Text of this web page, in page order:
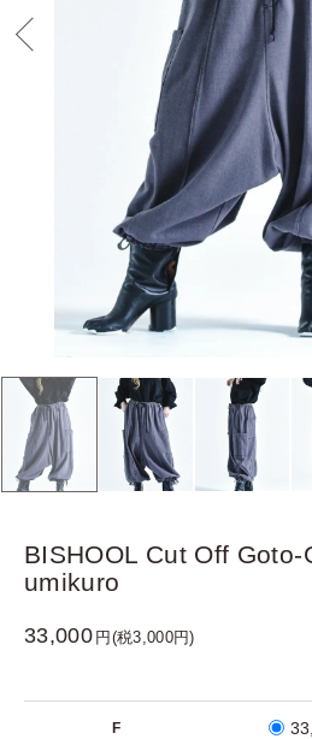
BISHOOL Cut Off
umikuro
33,000 円(税3,000円)
F